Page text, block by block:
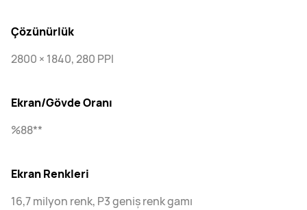
Çözünürlük
2800 × 1840, 280 PPI
Ekran/Gövde Oranı
%88**
Ekran Renkleri
16,7 milyon renk, P3 geniş renk gamı